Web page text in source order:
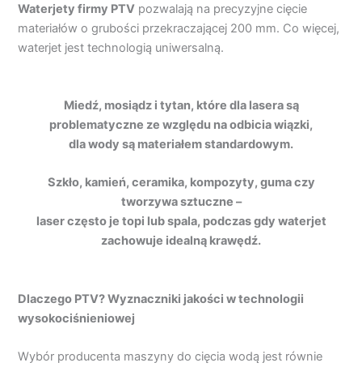
Waterjety firmy PTV pozwalają na precyzyjne cięcie
materiałów o grubości przekraczającej 200 mm. Co więcej,
waterjet jest technologią uniwersalną.
Miedź, mosiądz i tytan, które dla lasera są
problematyczne ze względu na odbicia wiązki,
dla wody są materiałem standardowym.
Szkło, kamień, ceramika, kompozyty, guma czy
tworzywa sztuczne –
laser często je topi lub spala, podczas gdy waterjet
zachowuje idealną krawędź.
Dlaczego PTV? Wyznaczniki jakości w technologii
wysokociśnieniowej
Wybór producenta maszyny do cięcia wodą jest równie